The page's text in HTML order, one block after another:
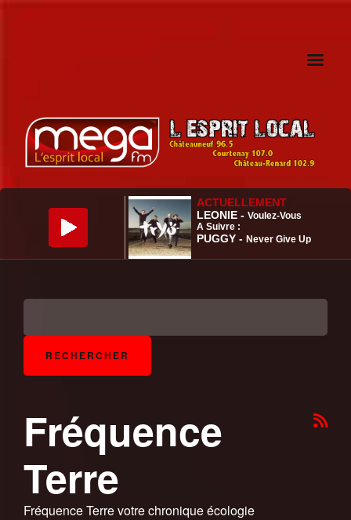
Fréquence
Terre
Fréquence Terre votre chronique écologie